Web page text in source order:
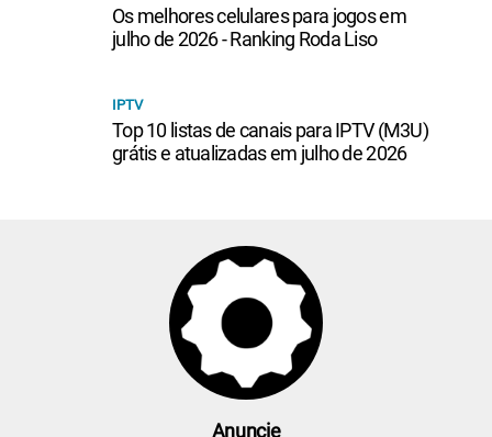
Os melhores celulares para jogos em
julho de 2026 - Ranking Roda Liso
IPTV
Top 10 listas de canais para IPTV (M3U)
grátis e atualizadas em julho de 2026
Anuncie